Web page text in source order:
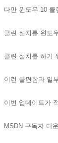
다만 윈도우 10
클린 설치를 윈도
클린 설치를 하기
이런 불편함과 일
이번 업데이트가
MSDN 구독자 다